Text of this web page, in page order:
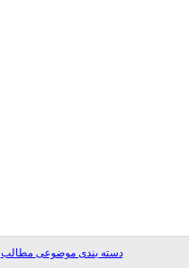
دسته بندی موضوعی مطالب